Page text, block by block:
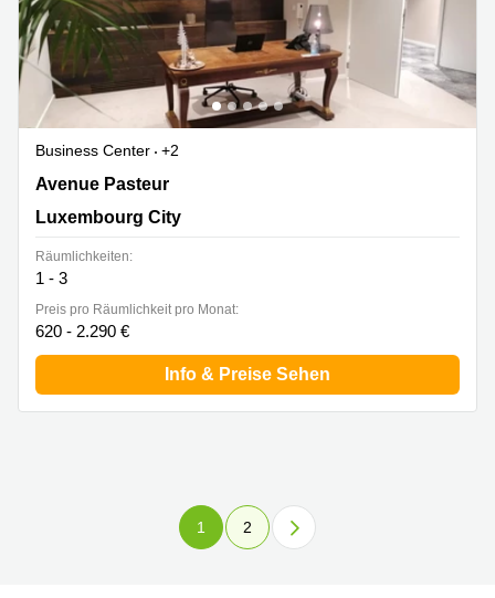
Business Center
+2
14-16 Avenue Pasteur, Limpertsberg, Luxembourg City
Avenue Pasteur
Luxembourg City
Räumlichkeiten:
1 - 3
Preis pro Räumlichkeit pro Monat:
620 - 2.290 €
Info & Preise Sehen
1 2